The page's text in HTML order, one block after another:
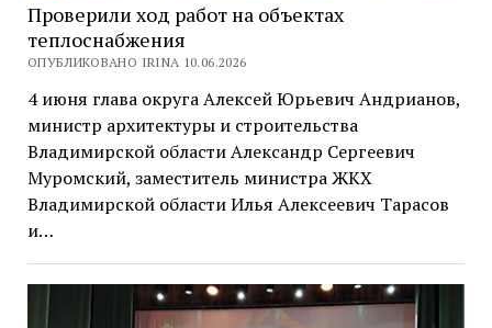
Проверили ход работ на объектах
теплоснабжения
ОПУБЛИКОВАНО IRINA 10.06.2026
4 июня глава округа Алексей Юрьевич Андрианов,
министр архитектуры и строительства
Владимирской области Александр Сергеевич
Муромский, заместитель министра ЖКХ
Владимирской области Илья Алексеевич Тарасов
и…